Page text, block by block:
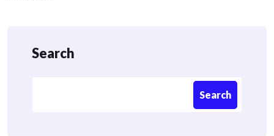
Search
Search